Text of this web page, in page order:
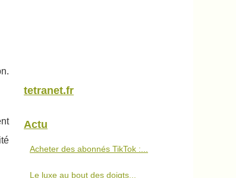
tetranet.fr
Actu
Acheter des abonnés TikTok :...
Le luxe au bout des doigts...